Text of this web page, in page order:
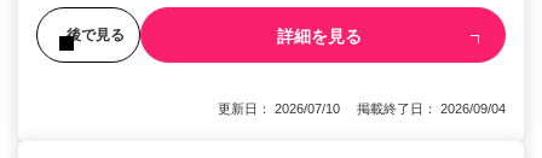
後で見る 詳細を見る
更新日： 2026/07/10 掲載終了日： 2026/09/04